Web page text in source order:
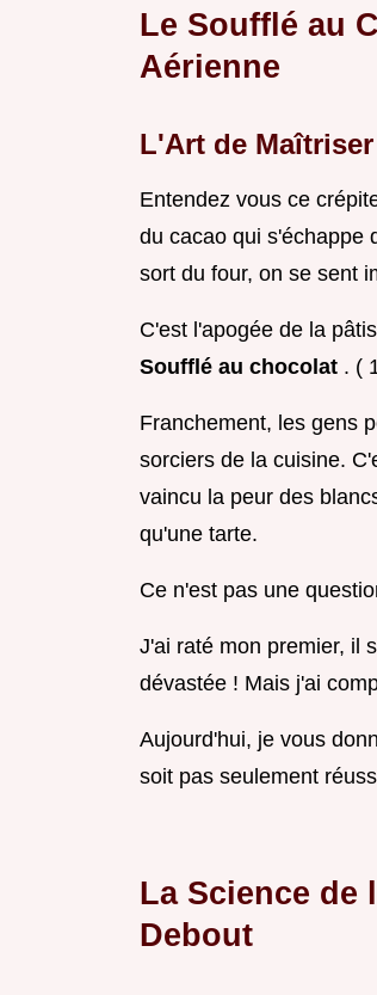
Le Soufflé au
Aérienne
L'Art de
Entendez vous ce
du cacao qui s'échappe
sort du four, on se sent
C'est l'apogée de la
Soufflé au chocolat . (
Franchement, les gens
sorciers de la cuisine.
vaincu la peur des
qu'une tarte.
Ce n'est pas une
J'ai raté mon premier, il
dévastée ! Mais j'ai
Aujourd'hui, je vous
soit pas seulement
La Science de
Debout